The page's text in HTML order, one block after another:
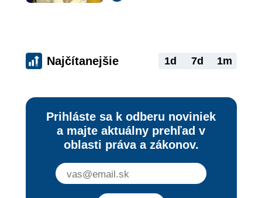
Najčítanejšie 1d 7d 1m
Prihláste sa k odberu noviniek
a majte aktuálny prehľad v
oblasti práva a zákonov.